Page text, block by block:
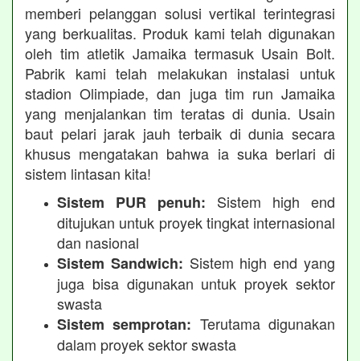
memberi pelanggan solusi vertikal terintegrasi
yang berkualitas. Produk kami telah digunakan
oleh tim atletik Jamaika termasuk Usain Bolt.
Pabrik kami telah melakukan instalasi untuk
stadion Olimpiade, dan juga tim run Jamaika
yang menjalankan tim teratas di dunia. Usain
baut pelari jarak jauh terbaik di dunia secara
khusus mengatakan bahwa ia suka berlari di
sistem lintasan kita!
Sistem PUR penuh: Sistem high end
ditujukan untuk proyek tingkat internasional
dan nasional
Sistem Sandwich: Sistem high end yang
juga bisa digunakan untuk proyek sektor
swasta
Sistem semprotan: Terutama digunakan
dalam proyek sektor swasta